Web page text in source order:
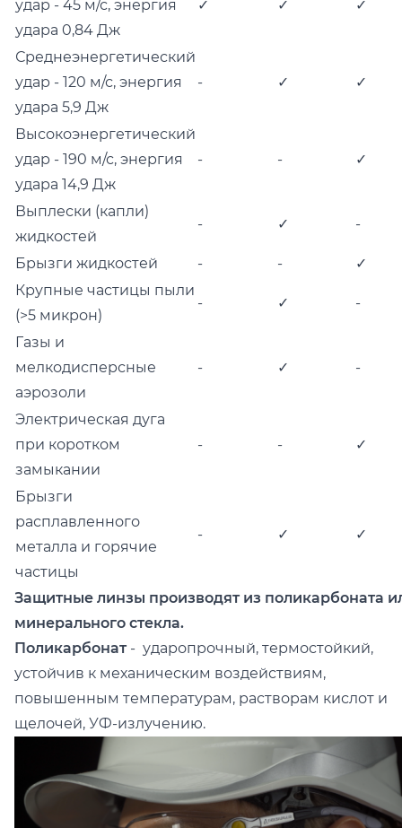
удар - 45 м/с, энергия
удара 0,84 Дж
✓ ✓ ✓
Среднеэнергетический
удар - 120 м/с, энергия
удара 5,9 Дж
- ✓ ✓
Высокоэнергетический
удар - 190 м/с, энергия
удара 14,9 Дж
- - ✓
Выплески (капли)
жидкостей
- ✓ -
Брызги жидкостей - -
✓
Крупные частицы пыли
(>5 микрон)
- ✓ -
Газы и
мелкодисперсные
аэрозоли
- ✓ -
Электрическая дуга
при коротком
замыкании
- - ✓
Брызги
расплавленного
металла и горячие
частицы
- ✓ ✓
Защитные линзы производят из поликарбоната
минерального стекла.
Поликарбонат - ударопрочный, термостойкий,
устойчив к механическим воздействиям,
повышенным температурам, растворам кислот и
щелочей, УФ-излучению.